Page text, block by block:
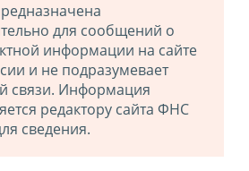
для сообщений о
информации на сайте
и не подразумевает
связи. Информация
редактору сайта ФНС
сведения.